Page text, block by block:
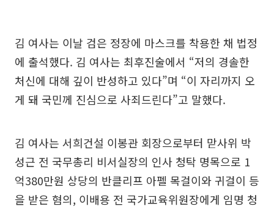
김 여사는 이날 검은 정장에 마스크를 착용한 채 법정
에 출석했다. 김 여사는 최후진술에서 “저의 경솔한
처신에 대해 깊이 반성하고 있다”며 “이 자리까지 오
게 돼 국민께 진심으로 사죄드린다”고 말했다.
김 여사는 서희건설 이봉관 회장으로부터 맏사위 박
성근 전 국무총리 비서실장의 인사 청탁 명목으로 1
억380만원 상당의 반클리프 아펠 목걸이와 귀걸이 등
을 받은 혐의, 이배용 전 국가교육위원장에게 임명 청